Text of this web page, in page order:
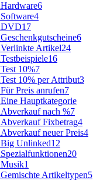
Hardware6
Software4
DVD17
Geschenkgutscheine6
Verlinkte Artikel24
Testbeispiele16
Test 10%7
Test 10% per Attribut3
Für Preis anrufen7
Eine Hauptkategorie
Abverkauf nach %7
Abverkauf Fixbetrag4
Abverkauf neuer Preis4
Big Unlinked12
Spezialfunktionen20
Musik1
Gemischte Artikeltypen5